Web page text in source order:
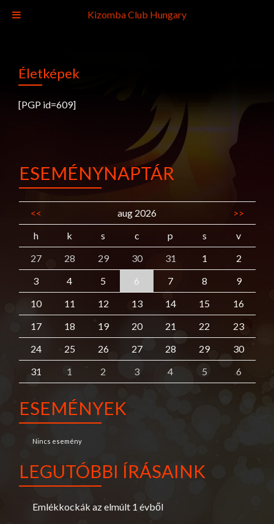
Életképek
[PGP id=609]
ESEMÉNYNAPTÁR
<< aug 2026
>>
h
k s c p s
v
27
28 29 30 31 1
2
3
4 5 6 7 8
9
10
11 12 13 14 15
16
17
18 19 20 21 22
23
24
25 26 27 28 29
30
31
1 2 3 4 5 6
ESEMÉNYEK
Nincs esemény
LEGUTÓBBI ÍRÁSAINK
Emlékkockák az elmúlt 1 évből
Kizomba Club Hungary